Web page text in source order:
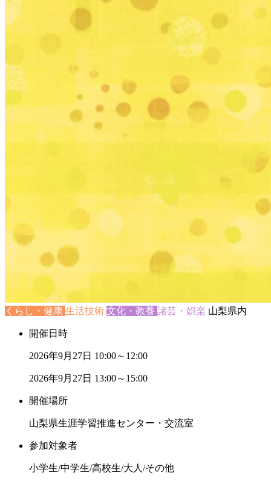
くらし・健康 生活技術 文化・教養 諸芸・娯楽 山梨県内
開催日時
2026年9月27日 10:00～12:00
2026年9月27日 13:00～15:00
開催場所
山梨県生涯学習推進センター・交流室
参加対象者
小学生/中学生/高校生/大人/その他